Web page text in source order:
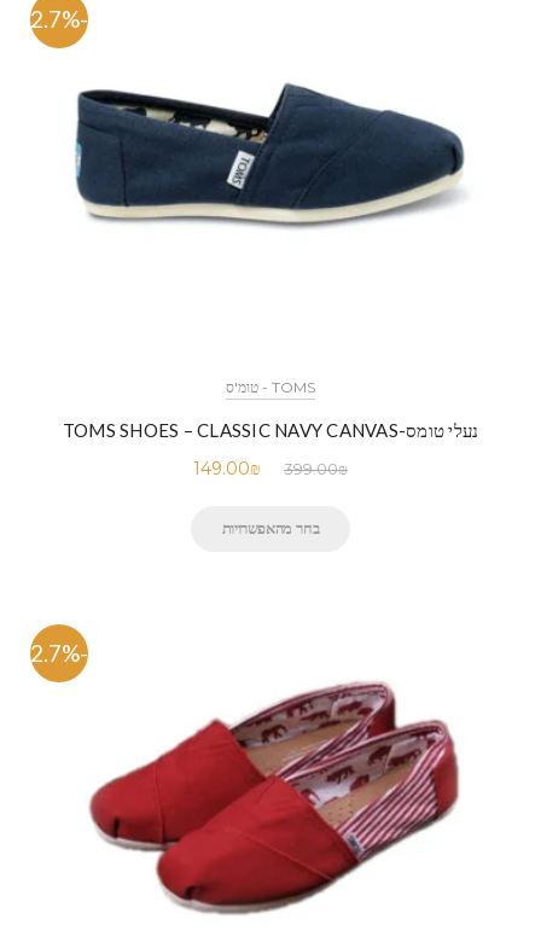
-62.7%
TOMS - טומ'ס
נעלי טומס-TOMS SHOES – CLASSIC NAVY CANVAS
399.00₪
149.00₪
בחר מהאפשרויות
-62.7%